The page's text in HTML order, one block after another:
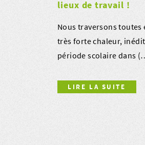
lieux de travail !
Nous traversons
très forte chaleur,
période scolaire dans
LIRE LA SUITE